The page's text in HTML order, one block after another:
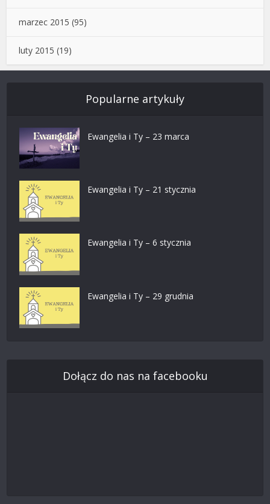
marzec 2015 (95)
luty 2015 (19)
Popularne artykuły
Ewangelia i Ty – 23 marca
Ewangelia i Ty – 21 stycznia
Ewangelia i Ty – 6 stycznia
Ewangelia i Ty – 29 grudnia
Dołącz do nas na facebooku